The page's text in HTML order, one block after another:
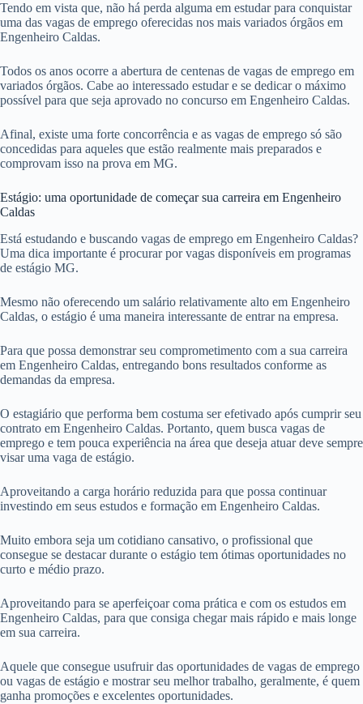
Tendo em vista que, não há perda alguma em estudar para conquistar
uma das vagas de emprego oferecidas nos mais variados órgãos em
Engenheiro Caldas.
Todos os anos ocorre a abertura de centenas de vagas de emprego em
variados órgãos. Cabe ao interessado estudar e se dedicar o máximo
possível para que seja aprovado no concurso em Engenheiro Caldas.
Afinal, existe uma forte concorrência e as vagas de emprego só são
concedidas para aqueles que estão realmente mais preparados e
comprovam isso na prova em MG.
Estágio: uma oportunidade de começar sua carreira em Engenheiro
Caldas
Está estudando e buscando vagas de emprego em Engenheiro Caldas?
Uma dica importante é procurar por vagas disponíveis em programas
de estágio MG.
Mesmo não oferecendo um salário relativamente alto em Engenheiro
Caldas, o estágio é uma maneira interessante de entrar na empresa.
Para que possa demonstrar seu comprometimento com a sua carreira
em Engenheiro Caldas, entregando bons resultados conforme as
demandas da empresa.
O estagiário que performa bem costuma ser efetivado após cumprir seu
contrato em Engenheiro Caldas. Portanto, quem busca vagas de
emprego e tem pouca experiência na área que deseja atuar deve sempre
visar uma vaga de estágio.
Aproveitando a carga horário reduzida para que possa continuar
investindo em seus estudos e formação em Engenheiro Caldas.
Muito embora seja um cotidiano cansativo, o profissional que
consegue se destacar durante o estágio tem ótimas oportunidades no
curto e médio prazo.
Aproveitando para se aperfeiçoar coma prática e com os estudos em
Engenheiro Caldas, para que consiga chegar mais rápido e mais longe
em sua carreira.
Aquele que consegue usufruir das oportunidades de vagas de emprego
ou vagas de estágio e mostrar seu melhor trabalho, geralmente, é quem
ganha promoções e excelentes oportunidades.